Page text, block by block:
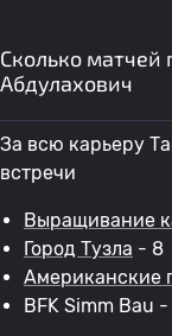
Сколько матчей
Абдулахович
За всю карьеру
встречи
Выращивание
Город Тузла - 8
Американские
BFK Simm Bau -